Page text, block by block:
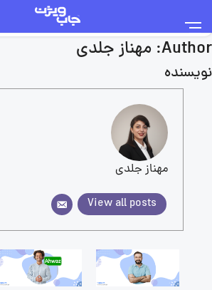
Author: مهناز جلدی
نویسنده
مهناز جلدی
View all posts